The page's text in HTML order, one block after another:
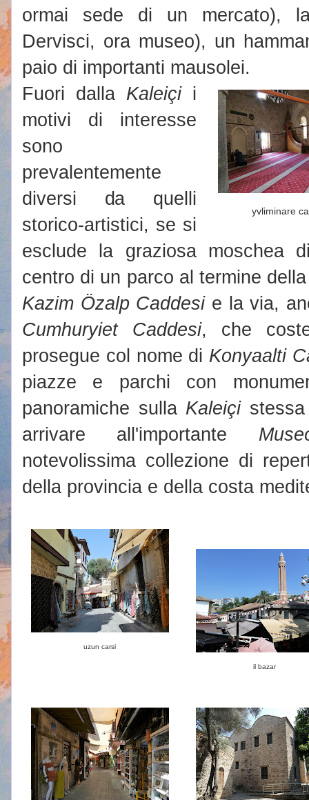
ormai sede di un mercato),
Dervisci, ora museo), un
paio di importanti mausolei.
yvliminare
Fuori dalla Kaleiçii
motivi di interesse
sono
prevalentemente
diversi da quelli
storico-artistici, se si
esclude la graziosa moschea
centro di un parco al termine
Kazim Özalp Caddesie la via,
Cumhuryiet Caddesi, che
prosegue col nome di Konyaalti
piazze e parchi con
panoramiche sulla Kaleiçistessa
arrivare all'importante
notevolissima collezione di
della provincia e della costa
uzun carsi
il bazar